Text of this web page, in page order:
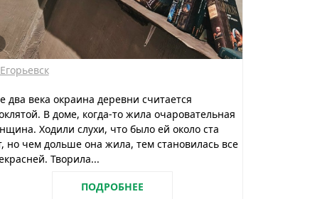
Егорьевск
два века окраина деревни считается
В доме, когда-то жила очаровательная
Ходили слухи, что было ей около ста
но чем дольше она жила, тем становилась все
Творила...
ПОДРОБНЕЕ